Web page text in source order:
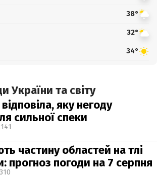
38°
32°
34°
України та світу
яку негоду
сильної спеки
частину областей на тлі
прогноз погоди на 7 серпня